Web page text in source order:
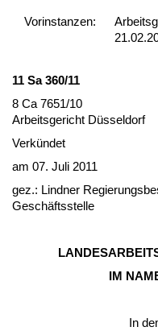
Vor­ins­tan­zen:
11 Sa 360/11
8 Ca 7651/10
Ar­beits­ge­richt Düssel­dorf
Verkündet
am 07. Ju­li 2011
gez.: Lind­ner
Geschäfts­stel­le
IM
In